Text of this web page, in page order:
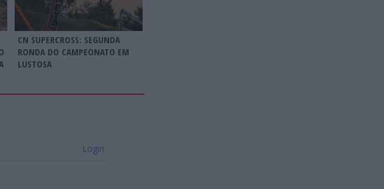
CN SUPERCROSS: SEGUNDA
RONDA DO CAMPEONATO EM
LUSTOSA
Login